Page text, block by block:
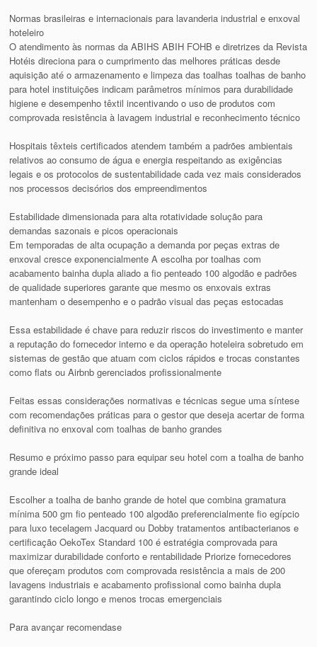
Normas brasileiras e internacionais para lavanderia industrial e enxoval
hoteleiro
O atendimento às normas da ABIHS ABIH FOHB e diretrizes da Revista
Hotéis direciona para o cumprimento das melhores práticas desde
aquisição até o armazenamento e limpeza das toalhas toalhas de banho
para hotel instituições indicam parâmetros mínimos para durabilidade
higiene e desempenho têxtil incentivando o uso de produtos com
comprovada resistência à lavagem industrial e reconhecimento técnico
Hospitais têxteis certificados atendem também a padrões ambientais
relativos ao consumo de água e energia respeitando as exigências
legais e os protocolos de sustentabilidade cada vez mais considerados
nos processos decisórios dos empreendimentos
Estabilidade dimensionada para alta rotatividade solução para
demandas sazonais e picos operacionais
Em temporadas de alta ocupação a demanda por peças extras de
enxoval cresce exponencialmente A escolha por toalhas com
acabamento bainha dupla aliado a fio penteado 100 algodão e padrões
de qualidade superiores garante que mesmo os enxovais extras
mantenham o desempenho e o padrão visual das peças estocadas
Essa estabilidade é chave para reduzir riscos do investimento e manter
a reputação do fornecedor interno e da operação hoteleira sobretudo em
sistemas de gestão que atuam com ciclos rápidos e trocas constantes
como flats ou Airbnb gerenciados profissionalmente
Feitas essas considerações normativas e técnicas segue uma síntese
com recomendações práticas para o gestor que deseja acertar de forma
definitiva no enxoval com toalhas de banho grandes
Resumo e próximo passo para equipar seu hotel com a toalha de banho
grande ideal
Escolher a toalha de banho grande de hotel que combina gramatura
mínima 500 gm fio penteado 100 algodão preferencialmente fio egípcio
para luxo tecelagem Jacquard ou Dobby tratamentos antibacterianos e
certificação OekoTex Standard 100 é estratégia comprovada para
maximizar durabilidade conforto e rentabilidade Priorize fornecedores
que ofereçam produtos com comprovada resistência a mais de 200
lavagens industriais e acabamento profissional como bainha dupla
garantindo ciclo longo e menos trocas emergenciais
Para avançar recomendase